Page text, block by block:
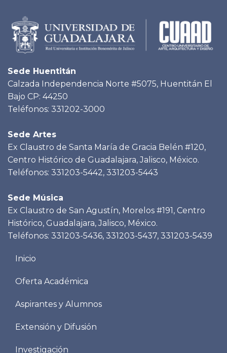
Sede Huentitán
Calzada Independencia Norte #5075, Huentitán El
Bajo CP: 44250
Teléfonos: 331202-3000
Sede Artes
Ex Claustro de Santa María de Gracia Belén #120,
Centro Histórico de Guadalajara, Jalisco, México.
Teléfonos: 331203-5442, 331203-5443
Sede Música
Ex Claustro de San Agustín, Morelos #191, Centro
Histórico, Guadalajara, Jalisco, México.
Teléfonos: 331203-5436, 331203-5437, 331203-5439
Menu
Inicio
Oferta Académica
Aspirantes y Alumnos
Extensión y Difusión
Investigación